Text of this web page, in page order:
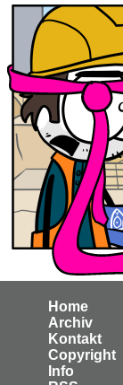
Home
Archiv
Kontakt
Copyright
Info